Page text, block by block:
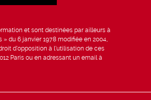
et sont destinées par ailleurs à
du 6 janvier 1978 modifiée en 2004,
d’opposition à l’utilisation de ces
Paris ou en adressant un email à